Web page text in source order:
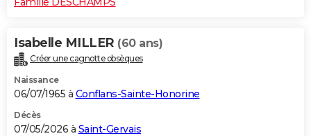
Dictionnaire
Biographies
Citations
Expressions
Proverbes
PROGRAMME TV
COPAINS D'AVANT
S'inscrire
Se connecter
Lycées
Collèges
Primaires
Universités
Entreprises
Service militaire
Avis de recherche
AVIS DE DÉCÈS
Isabelle MILLER (60 ans)
Créer une cagnotte obsèques
Naissance
06/07/1965 à Conflans-Sainte-Honorine
Décès
07/05/2026 à Saint-Gervais